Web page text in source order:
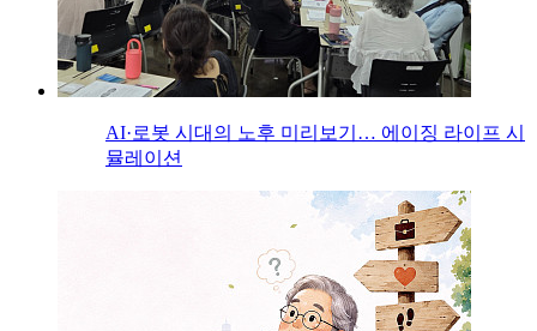
AI·로봇 시대의 노후 미리보기… 에이징 라이프 시
뮬레이션